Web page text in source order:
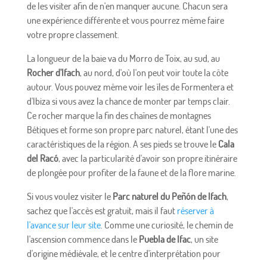
de les visiter afin de n'en manquer aucune. Chacun sera
une expérience différente et vous pourrez même faire
votre propre classement.
La longueur de la baie va du Morro de Toix, au sud, au
Rocher d'Ifach, au nord, d'où l'on peut voir toute la côte
autour. Vous pouvez même voir les îles de Formentera et
d'Ibiza si vous avez la chance de monter par temps clair.
Ce rocher marque la fin des chaînes de montagnes
Bétiques et forme son propre parc naturel, étant l'une des
caractéristiques de la région. A ses pieds se trouve le Cala
del Racó, avec la particularité d'avoir son propre itinéraire
de plongée pour profiter de la faune et de la flore marine.
Si vous voulez visiter le Parc naturel du Peñón de Ifach,
sachez que l'accès est gratuit, mais il faut réserver à
l'avance sur leur site. Comme une curiosité, le chemin de
l'ascension commence dans le Puebla de Ifac, un site
d'origine médiévale, et le centre d'interprétation pour